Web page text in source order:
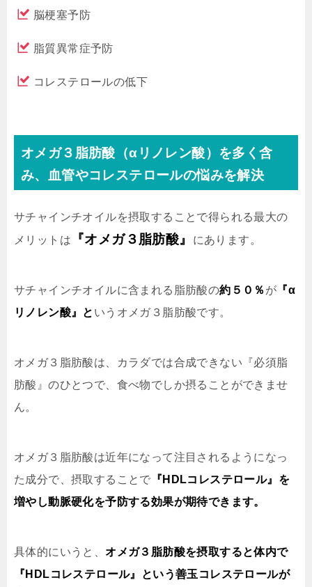
脳梗塞予防
脂質異常症予防
コレステロールの低下
オメガ３脂肪酸（αリノレン酸）を多く含
み、血管やコレステロールの悩みを解決
サチャインチオイルを摂取することで得られる最大の
メリットは
『オメガ３脂肪酸』 にあります。
サチャインチオイルに含まれる脂肪酸の約５０％ が 『α
リノレン酸』と いうオメガ３脂肪酸です。
オメガ３脂肪酸は、カラダでは合成できない『必須脂
肪酸』のひとつで、食べ物でしか摂ることができませ
ん。
オメガ３脂肪酸は近年になって注目されるようになっ
た成分で、摂取することで 『HDLコレステロール』を
増やし動脈硬化を予防する効果が期待できます。
具体的にいうと、オメガ３脂肪酸を摂取すると体内で
『HDLコレステロール』という善玉コレステロールが